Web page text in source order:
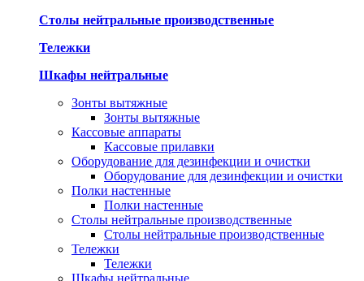
Столы нейтральные производственные
Тележки
Шкафы нейтральные
Зонты вытяжные
Зонты вытяжные
Кассовые аппараты
Кассовые прилавки
Оборудование для дезинфекции и очистки
Оборудование для дезинфекции и очистки
Полки настенные
Полки настенные
Столы нейтральные производственные
Столы нейтральные производственные
Тележки
Тележки
Шкафы нейтральные